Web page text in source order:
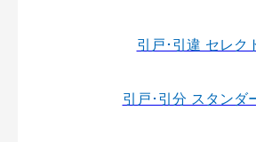
引戸･引違 セレク
引戸･引分 スタンダ